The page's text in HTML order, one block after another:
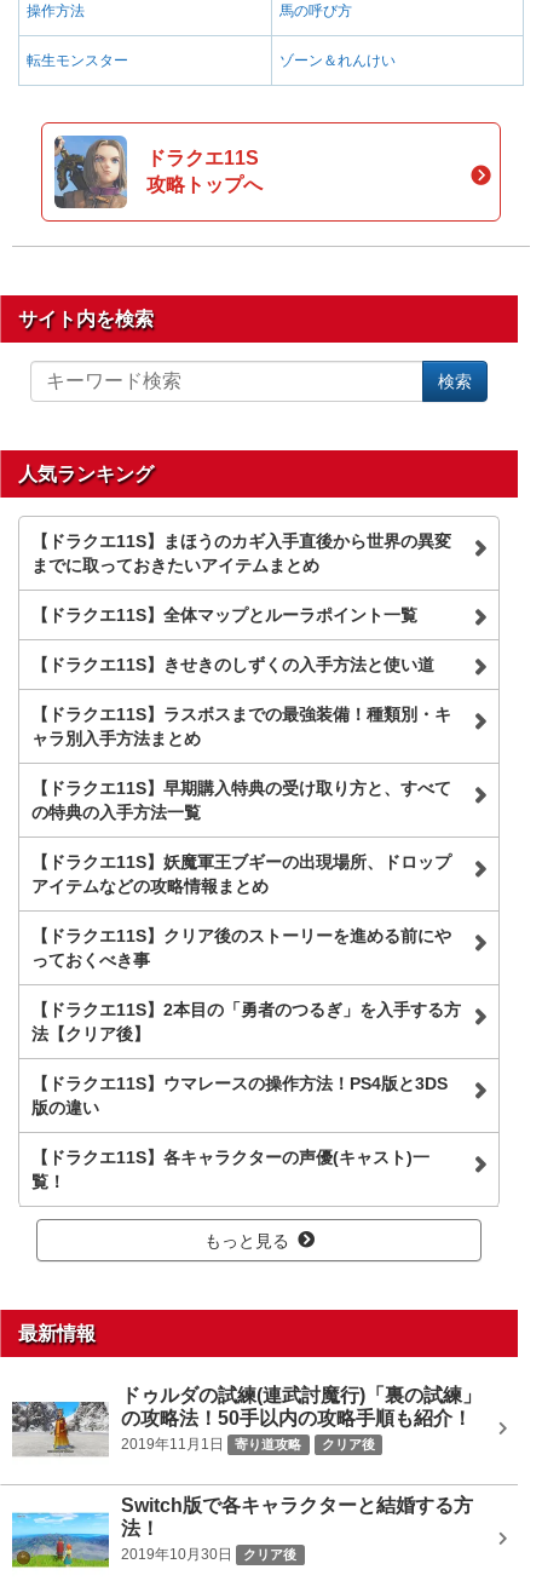
操作方法 馬の呼び方
転生モンスター ゾーン＆れんけい
ドラクエ11S
攻略トップへ
サイト内を検索
イ
を
検
索
検索
人気ランキング
【ドラクエ11S】まほうのカギ入手直後から世界の異変
までに取っておきたいアイテムまとめ
【ドラクエ11S】全体マップとルーラポイント一覧
【ドラクエ11S】きせきのしずくの入手方法と使い道
【ドラクエ11S】ラスボスまでの最強装備！種類別・キ
ャラ別入手方法まとめ
【ドラクエ11S】早期購入特典の受け取り方と、すべて
の特典の入手方法一覧
【ドラクエ11S】妖魔軍王ブギーの出現場所、ドロップ
アイテムなどの攻略情報まとめ
【ドラクエ11S】クリア後のストーリーを進める前にや
っておくべき事
【ドラクエ11S】2本目の「勇者のつるぎ」を入手する方
法【クリア後】
【ドラクエ11S】ウマレースの操作方法！PS4版と3DS
版の違い
【ドラクエ11S】各キャラクターの声優(キャスト)一
覧！
もっと見る
最新情報
ドゥルダの試練(連武討魔行)「裏の試練」
の攻略法！50手以内の攻略手順も紹介！
2019年11月1日 寄り道攻略 クリア後
Switch版で各キャラクターと結婚する方
法！
2019年10月30日 クリア後